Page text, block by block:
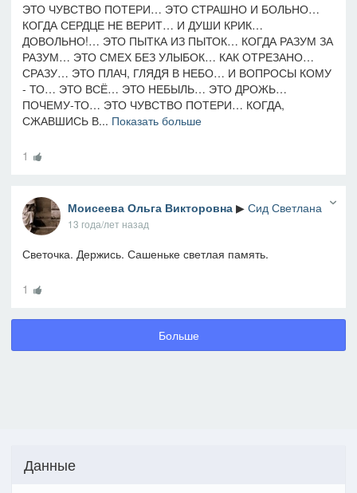
ЭТО ЧУВСТВО ПОТЕРИ… ЭТО СТРАШНО И БОЛЬНО…
КОГДА СЕРДЦЕ НЕ ВЕРИТ… И ДУШИ КРИК…
ДОВОЛЬНО!… ЭТО ПЫТКА ИЗ ПЫТОК… КОГДА РАЗУМ ЗА
РАЗУМ… ЭТО СМЕХ БЕЗ УЛЫБОК… КАК ОТРЕЗАНО…
СРАЗУ… ЭТО ПЛАЧ, ГЛЯДЯ В НЕБО… И ВОПРОСЫ КОМУ
- ТО… ЭТО ВСЁ… ЭТО НЕБЫЛЬ… ЭТО ДРОЖЬ…
ПОЧЕМУ-ТО… ЭТО ЧУВСТВО ПОТЕРИ… КОГДА,
СЖАВШИСЬ В... Показать больше
1
Моисеева Ольга Викторовна ▶ Сид Светлана
13 года/лет назад
Светочка. Держись. Сашеньке светлая память.
1
Больше
Данные